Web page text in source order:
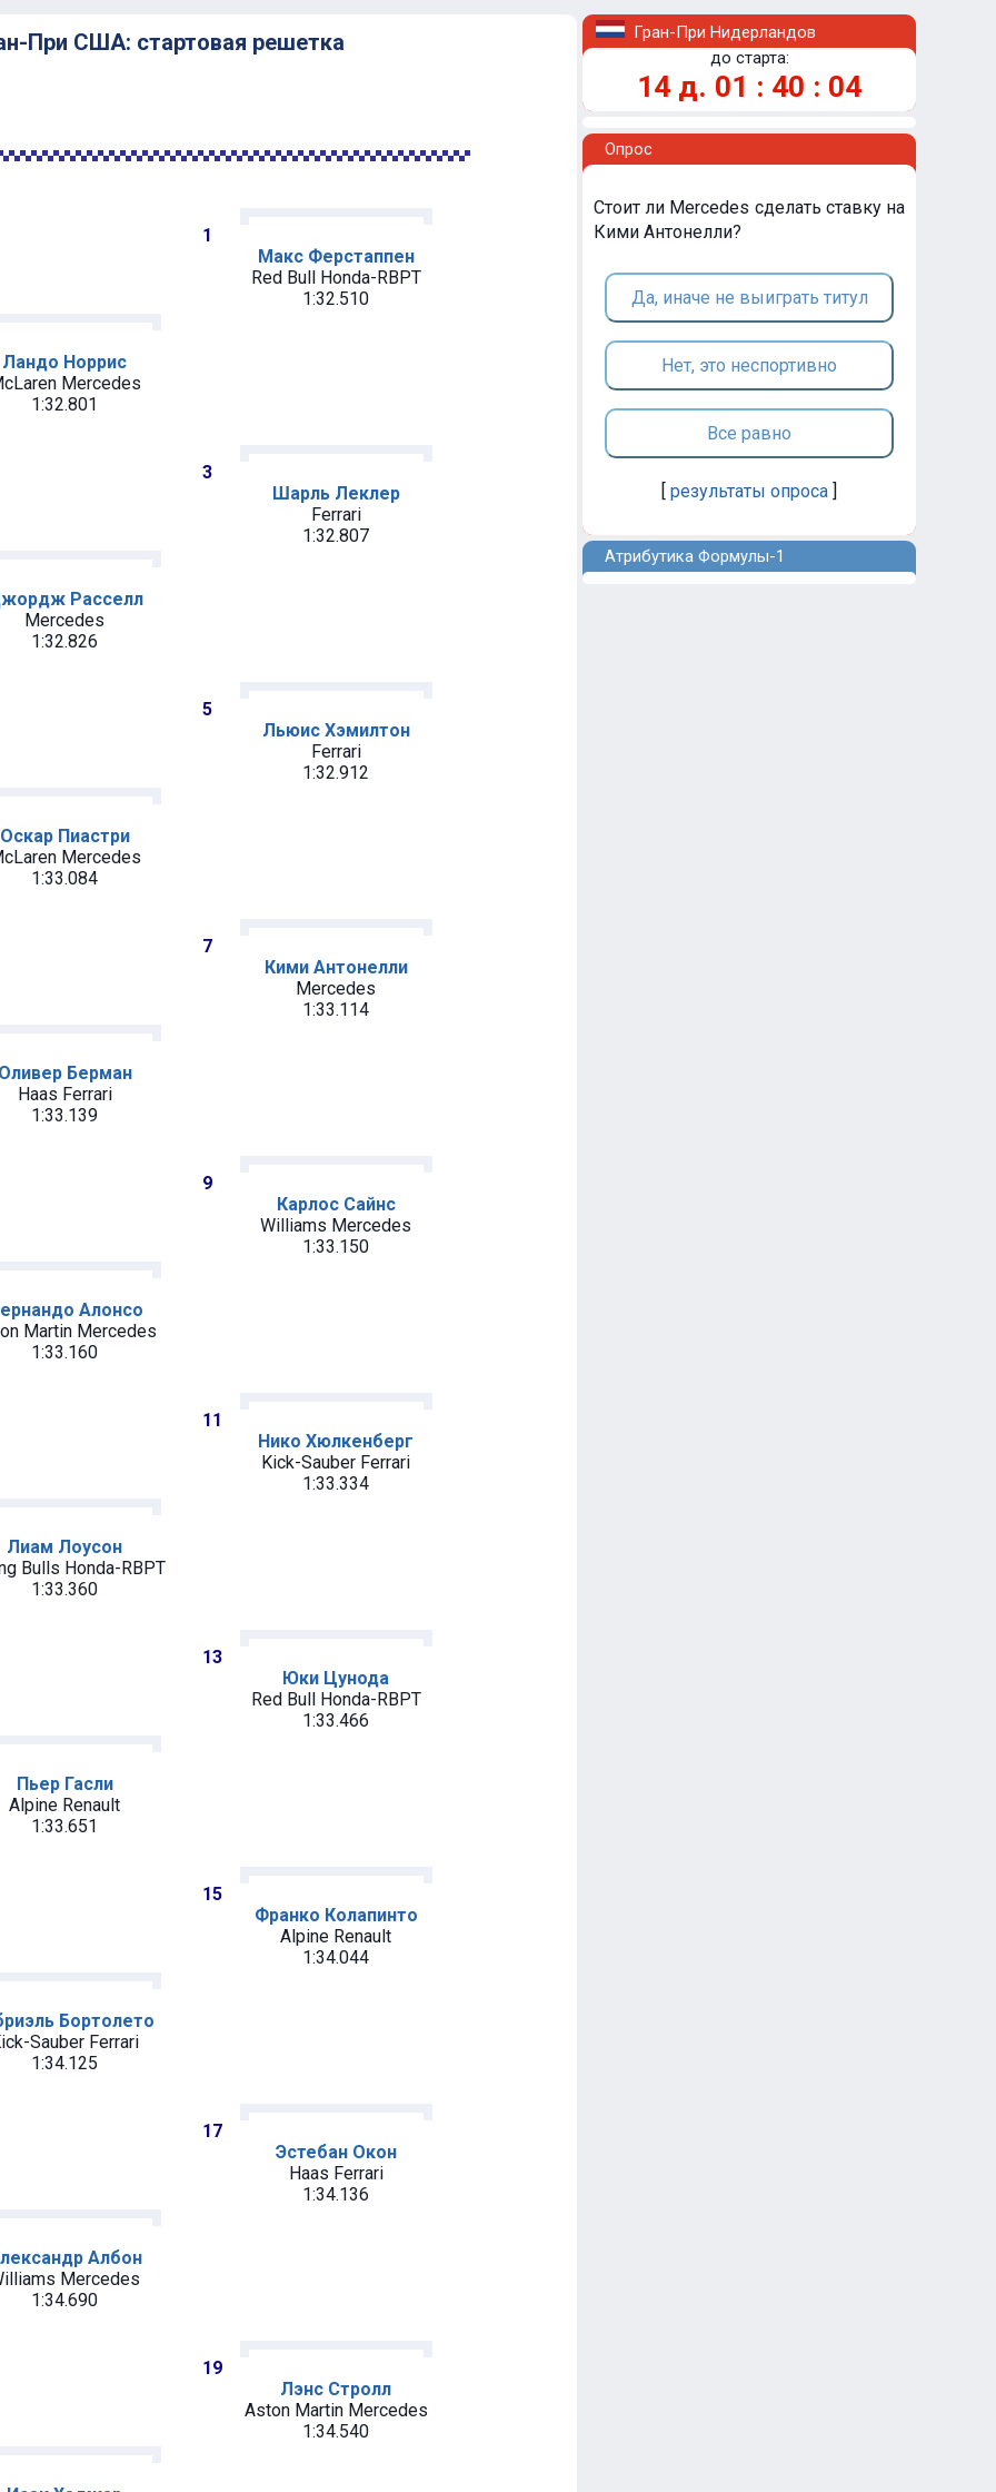
При США: стартовая решетка
1
Макс Ферстаппен
Red Bull Honda-RBPT
1:32.510
Ландо Норрис
Mercedes
1:32.801
3
Шарль Леклер
Ferrari
1:32.807
Расселл
Mercedes
1:32.826
5
Льюис Хэмилтон
Ferrari
1:32.912
Оскар Пиастри
Mercedes
1:33.084
7
Кими Антонелли
Mercedes
1:33.114
Оливер Берман
Haas Ferrari
1:33.139
9
Карлос Сайнс
Williams Mercedes
1:33.150
Алонсо
Martin Mercedes
1:33.160
11
Нико Хюлкенберг
Kick-Sauber Ferrari
1:33.334
Лиам Лоусон
Bulls Honda-RBPT
1:33.360
13
Юки Цунода
Red Bull Honda-RBPT
1:33.466
Пьер Гасли
Alpine Renault
1:33.651
15
Франко Колапинто
Alpine Renault
1:34.044
Бортолето
Sauber Ferrari
1:34.125
17
Эстебан Окон
Haas Ferrari
1:34.136
Албон
Mercedes
1:34.690
19
Лэнс Стролл
Aston Martin Mercedes
1:34.540
Гран-При Нидерландов
до старта:
14 д. 01 : 40 : 04
Опрос
Стоит ли Mercedes сделать ставку на
Кими Антонелли?
Да, иначе не выиграть титул
Нет, это неспортивно
Все равно
[ результаты опроса ]
Атрибутика Формулы-1